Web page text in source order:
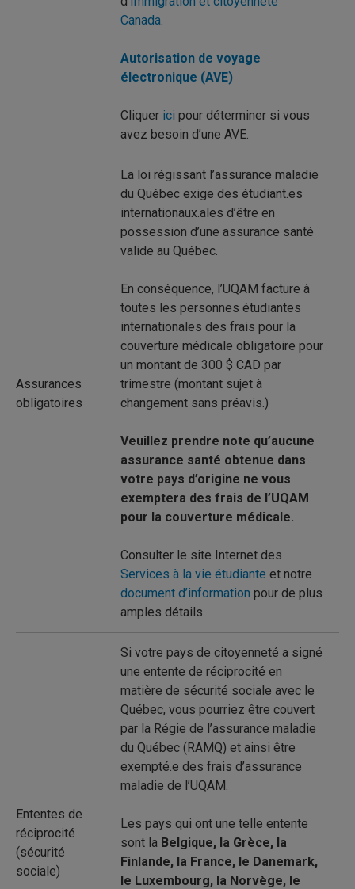
Canada.
Autorisation de voyage
électronique (AVE)
Cliquer ici pour déterminer si vous
avez besoin d’une AVE.
Assurances
obligatoires
La loi régissant l’assurance maladie
du Québec exige des étudiant.es
internationaux.ales d’être en
possession d’une assurance santé
valide au Québec.
En conséquence, l’UQAM facture à
toutes les personnes étudiantes
internationales des frais pour la
couverture médicale obligatoire pour
un montant de 300 $ CAD par
trimestre (montant sujet à
changement sans préavis.)
Veuillez prendre note qu’aucune
assurance santé obtenue dans
votre pays d’origine ne vous
exemptera des frais de l’UQAM
pour la couverture médicale.
Consulter le site Internet des
Services à la vie étudiante et notre
document d’information pour de plus
amples détails.
Ententes de
réciprocité
(sécurité
sociale)
Si votre pays de citoyenneté a signé
une entente de réciprocité en
matière de sécurité sociale avec le
Québec, vous pourriez être couvert
par la Régie de l’assurance maladie
du Québec (RAMQ) et ainsi être
exempté.e des frais d’assurance
maladie de l’UQAM.
Les pays qui ont une telle entente
sont la Belgique, la Grèce, la
Finlande, la France, le Danemark,
le Luxembourg, la Norvège, le